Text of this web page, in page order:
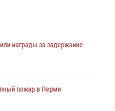
в торжественном
при задержании
награды за задержание
пожар в Перми